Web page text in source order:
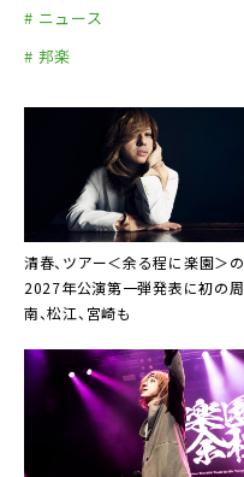
# ニュース
# 邦楽
清春、ツアー＜余る程に楽園＞の
2027年公演第一弾発表に初の周
南、松江、宮崎も